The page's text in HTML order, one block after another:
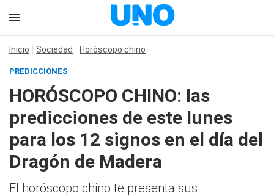
Inicio Sociedad Horóscopo chino
PREDICCIONES
HORÓSCOPO CHINO: las
predicciones de este lunes
para los 12 signos en el día del
Dragón de Madera
El horóscopo chino te presenta sus